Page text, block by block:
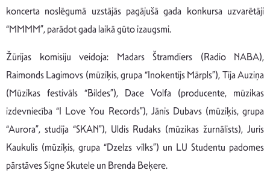
koncerta noslēgumā uzstājās pagājušā gada konkursa uzvarētāji
“MMMM”, parādot gada laikā gūto izaugsmi.
Žūrijas komisiju veidoja: Madars Štramdiers (Radio NABA),
Raimonds Lagimovs (mūziķis, grupa “Inokentijs Mārpls”), Tija Auziņa
(Mūzikas festivāls “Bildes”), Dace Volfa (producente, mūzikas
izdevniecība “I Love You Records”), Jānis Dubavs (mūziķis, grupa
“Aurora”, studija “SKAN”), Uldis Rudaks (mūzikas žurnālists), Juris
Kaukulis (mūziķis, grupa “Dzelzs vilks”) un LU Studentu padomes
pārstāves Signe Skutele un Brenda Beķere.